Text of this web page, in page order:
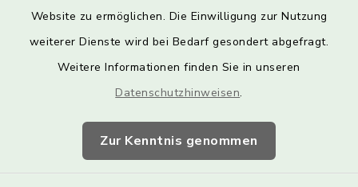
Website zu ermöglichen. Die Einwilligung zur Nutzung
weiterer Dienste wird bei Bedarf gesondert abgefragt.
Weitere Informationen finden Sie in unseren
Datenschutzhinweisen.
Zur Kenntnis genommen
Barrierefreiheit
Impressum